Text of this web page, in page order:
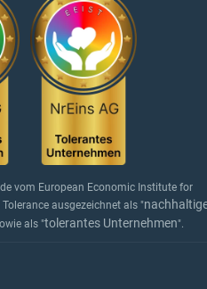
vom European Economic Institute for
ausgezeichnet als "
als "tolerantes Unternehmen".